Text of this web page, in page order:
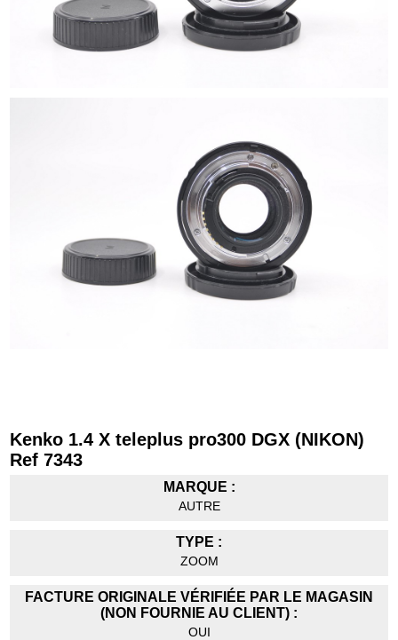
Kenko 1.4 X teleplus pro300 DGX (NIKON)
Ref 7343
MARQUE :
AUTRE
TYPE :
ZOOM
FACTURE ORIGINALE VÉRIFIÉE PAR LE MAGASIN
(NON FOURNIE AU CLIENT) :
OUI